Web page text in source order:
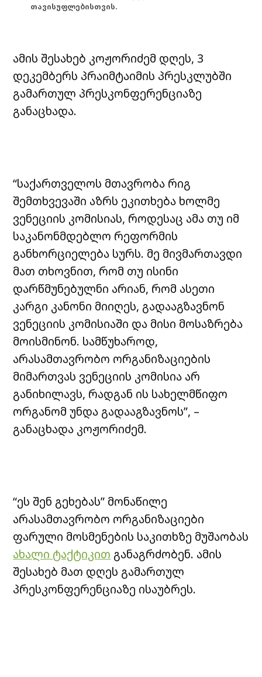
თავისუფლებისთვის.
ამის შესახებ კოჟორიძემ დღეს, 3
დეკემბერს პრაიმტაიმის პრესკლუბში
გამართულ პრესკონფერენციაზე
განაცხადა.
“საქართველოს მთავრობა რიგ
შემთხვევაში აზრს ეკითხება ხოლმე
ვენეციის კომისიას, როდესაც ამა თუ იმ
საკანონმდებლო რეფორმის
განხორციელება სურს. მე მივმართავდი
მათ თხოვნით, რომ თუ ისინი
დარწმუნებულნი არიან, რომ ასეთი
კარგი კანონი მიიღეს, გადააგზავნონ
ვენეციის კომისიაში და მისი მოსაზრება
მოისმინონ. სამწუხაროდ,
არასამთავრობო ორგანიზაციების
მიმართვას ვენეციის კომისია არ
განიხილავს, რადგან ის სახელმწიფო
ორგანომ უნდა გადააგზავნოს”, –
განაცხადა კოჟორიძემ.
“ეს შენ გეხებას” მონაწილე
არასამთავრობო ორგანიზაციები
ფარული მოსმენების საკითხზე მუშაობას
ახალი ტაქტიკით განაგრძობენ. ამის
შესახებ მათ დღეს გამართულ
პრესკონფერენციაზე ისაუბრეს.